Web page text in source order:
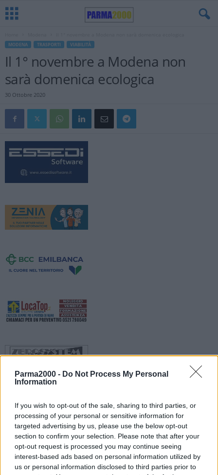
Parma2000 - Do Not Process My Personal
Information
If you wish to opt-out of the sale, sharing to third parties, or
processing of your personal or sensitive information for
targeted advertising by us, please use the below opt-out
section to confirm your selection. Please note that after your
opt-out request is processed you may continue seeing
interest-based ads based on personal information utilized by
us or personal information disclosed to third parties prior to
MODENA TRASPORTI VIABILITÀ
Il 1° novembre a Modena non
sarà domenica ecologica
30 Ottobre 2020
Domenica 1 novembre non sarà una domenica ecologica. In
occasione della festa di Ognissanti, infatti, l’Amministrazione
comunale di Modena ha revocato le limitazioni della circolazione
previste dal piano antismog, in modo da consentire ai cittadini di
recarsi agevolmente in visita ai cimiteri per la commemorazione dei